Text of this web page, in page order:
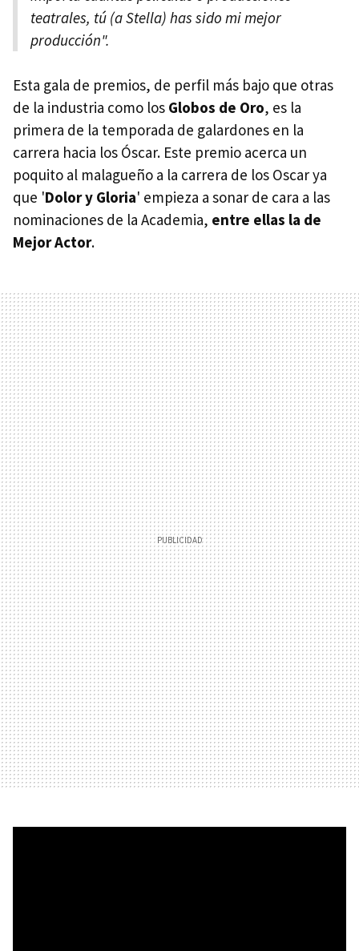
teatrales, tú (a Stella) has sido mi mejor
producción".
Esta gala de premios, de perfil más bajo que otras
de la industria como los Globos de Oro, es la
primera de la temporada de galardones en la
carrera hacia los Óscar. Este premio acerca un
poquito al malagueño a la carrera de los Oscar ya
que 'Dolor y Gloria' empieza a sonar de cara a las
nominaciones de la Academia, entre ellas la de
Mejor Actor.